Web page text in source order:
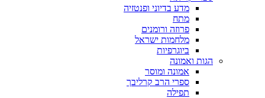
מדע בדיוני ופנטזיה
מתח
פרוזה ורומנים
מלחמות ישראל
ביוגרפיות
הגות ואמונה
אמונה ומוסר
ספרי הרב קרליבך
תפילה